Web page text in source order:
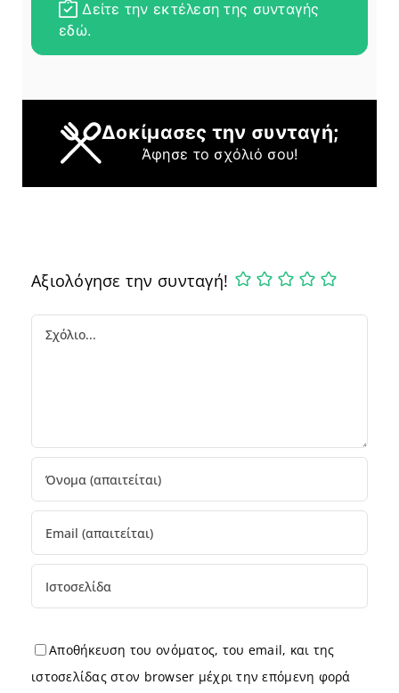
Δείτε την εκτέλεση της συνταγής
εδώ.
Δοκίμασες την συνταγή;
Άφησε το σχόλιό σου!
Αξιολόγησε την συνταγή!
Comment
Αποθήκευση του ονόματος, του email, και της
ιστοσελίδας στον browser μέχρι την επόμενη φορά